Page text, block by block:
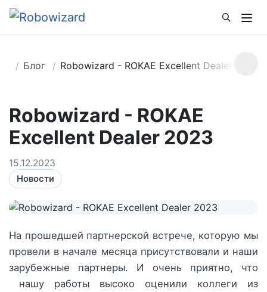
Блог Robowizard - ROKAE Excellent Dealer 2023
Robowizard - ROKAE
Excellent Dealer 2023
15.12.2023
Новости
На прошедшей партнерской встрече, которую мы
провели в начале месяца присутствовали и наши
зарубежные партнеры. И очень приятно, что
нашу работы высоко оценили коллеги из